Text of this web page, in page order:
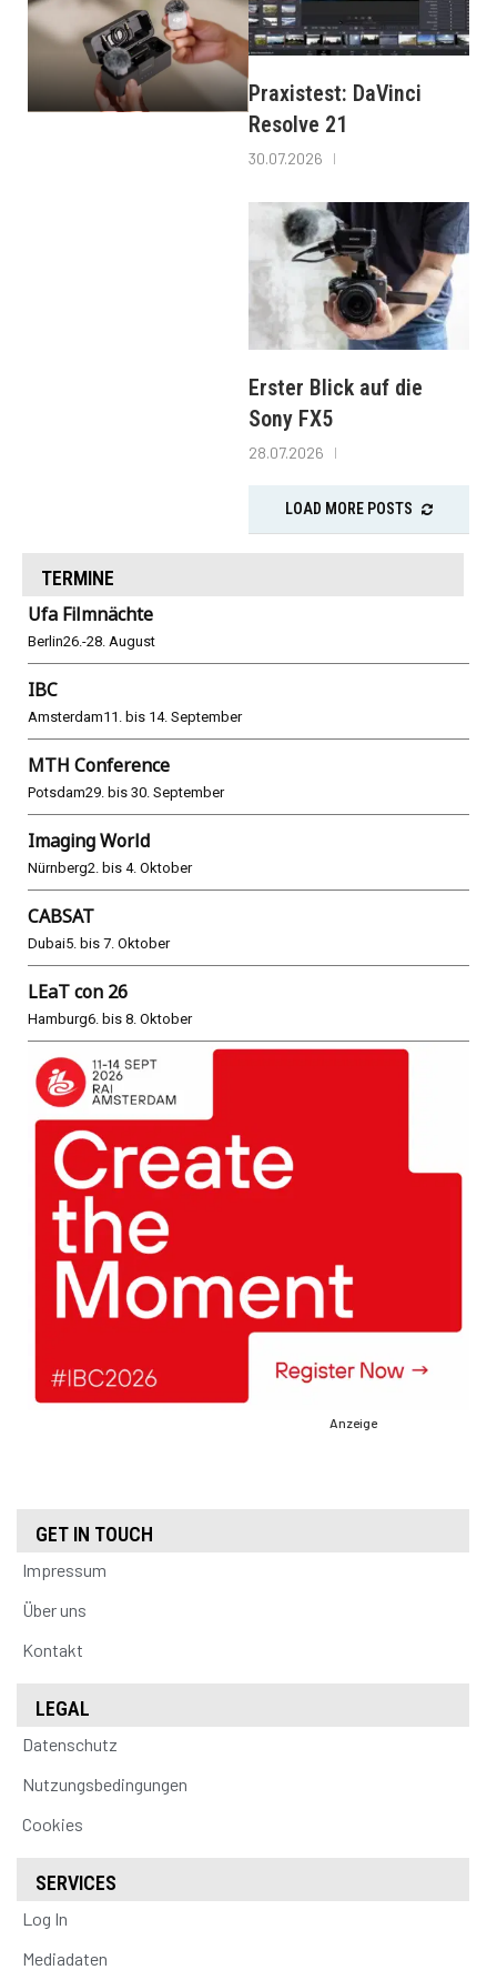
Praxistest: DaVinci
Resolve 21
30.07.2026
Erster Blick auf die
Sony FX5
28.07.2026
LOAD MORE POSTS
TERMINE
Ufa Filmnächte
Berlin26.-28. August
IBC
Amsterdam11. bis 14. September
MTH Conference
Potsdam29. bis 30. September
Imaging World
Nürnberg2. bis 4. Oktober
CABSAT
Dubai5. bis 7. Oktober
LEaT con 26
Hamburg6. bis 8. Oktober
Anzeige
GET IN TOUCH
Impressum
Über uns
Kontakt
LEGAL
Datenschutz
Nutzungsbedingungen
Cookies
SERVICES
Log In
Mediadaten